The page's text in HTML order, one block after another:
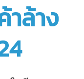
ล้าง